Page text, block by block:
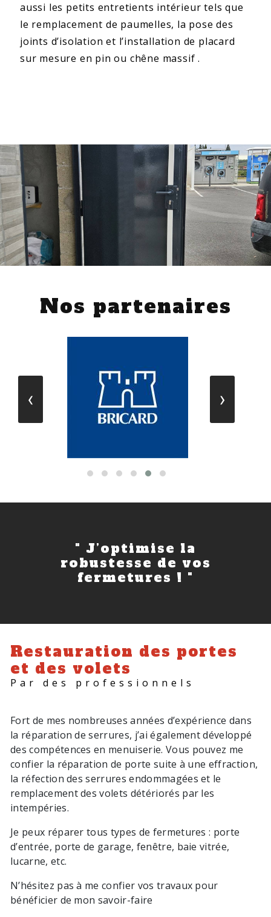
aussi les petits entretients intérieur tels que
le remplacement de paumelles, la pose des
joints d’isolation et l’installation de placard
sur mesure en pin ou chêne massif .
Nos partenaires
‹
›
" J’optimise la
robustesse de vos
fermetures ! "
Restauration des portes
et des volets
Par des professionnels
Fort de mes nombreuses années d’expérience dans
la réparation de serrures, j’ai également développé
des compétences en menuiserie. Vous pouvez me
confier la réparation de porte suite à une effraction,
la réfection des serrures endommagées et le
remplacement des volets détériorés par les
intempéries.
Je peux réparer tous types de fermetures : porte
d’entrée, porte de garage, fenêtre, baie vitrée,
lucarne, etc.
N’hésitez pas à me confier vos travaux pour
bénéficier de mon savoir-faire